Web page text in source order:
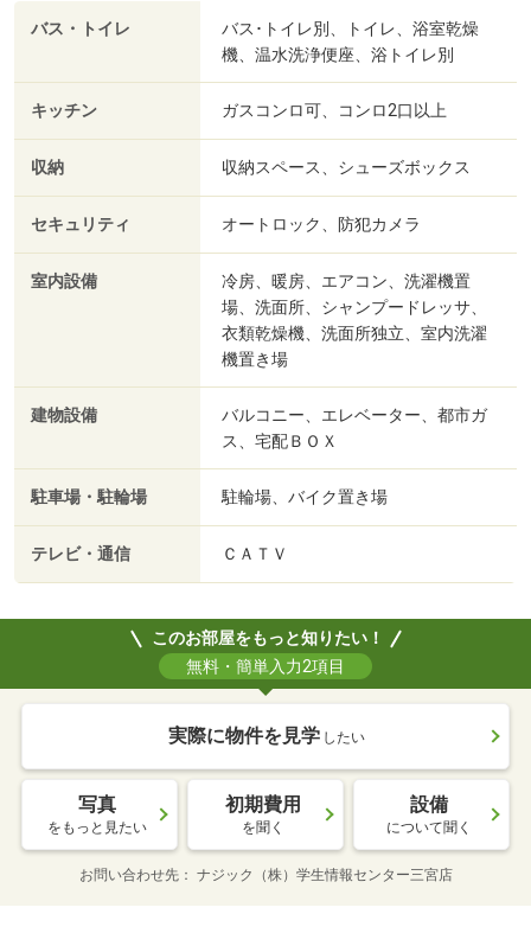
バス・トイレ
バス･トイレ別、トイレ、浴室乾燥
機、温水洗浄便座、浴トイレ別
キッチン ガスコンロ可、コンロ2口以上
収納 収納スペース、シューズボックス
セキュリティ オートロック、防犯カメラ
室内設備
冷房、暖房、エアコン、洗濯機置
場、洗面所、シャンプードレッサ、
衣類乾燥機、洗面所独立、室内洗濯
機置き場
建物設備
バルコニー、エレベーター、都市ガ
ス、宅配ＢＯＸ
駐車場・駐輪場 駐輪場、バイク置き場
テレビ・通信 ＣＡＴＶ
このお部屋をもっと知りたい！
無料・簡単入力2項目
実際に物件を見学 したい
写真
をもっと見たい
初期費用
を聞く
設備
について聞く
お問い合わせ先 ナジック（株）学生情報センター三宮店